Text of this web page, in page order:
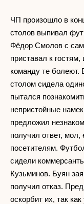
ЧП произошло в
столов выпивал
Фёдор Смолов с
приставал к
команду те болеют.
столом сидела
пытался
непристойные
предложил
получил ответ, мол,
посетителям.
сидели
Кузьминов. Буян
получил отказ.
оскорбит их, так